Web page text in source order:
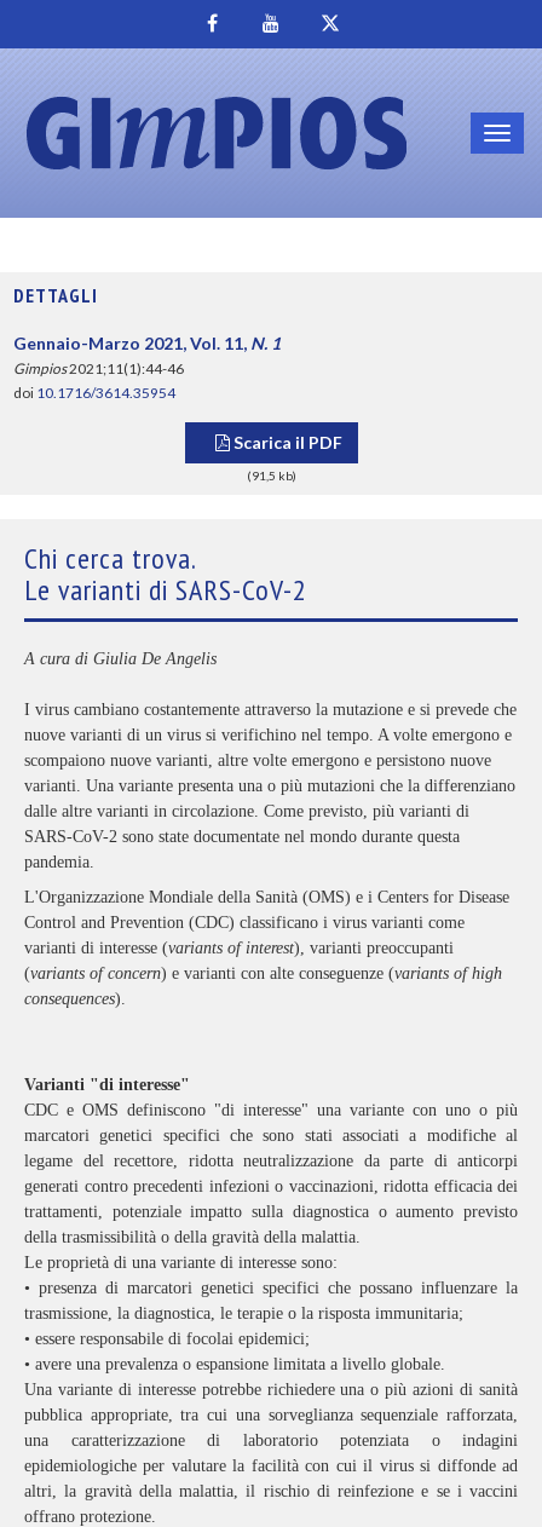
DETTAGLI
Gennaio-Marzo 2021, Vol. 11, N. 1
Gimpios2021;11(1):44-46
doi 10.1716/3614.35954
Scarica il PDF
(91,5 kb)
Chi cerca trova.
Le varianti di SARS-CoV-2
A cura di Giulia De Angelis
I virus cambiano costantemente attraverso la mutazione e si prevede che
nuove varianti di un virus si verifichino nel tempo. A volte emergono e
scompaiono nuove varianti, altre volte emergono e persistono nuove
varianti. Una variante presenta una o più mutazioni che la differenziano
dalle altre varianti in circolazione. Come previsto, più varianti di
SARS-CoV-2 sono state documentate nel mondo durante questa
pandemia.
L'Organizzazione Mondiale della Sanità (OMS) e i Centers for Disease
Control and Prevention (CDC) classificano i virus varianti come
varianti di interesse (variants of interest), varianti preoccupanti
(variants of concern) e varianti con alte conseguenze (variants of high
consequences).
Varianti "di interesse"
CDC e OMS definiscono "di interesse" una variante con uno o più
marcatori genetici specifici che sono stati associati a modifiche al
legame del recettore, ridotta neutralizzazione da parte di anticorpi
generati contro precedenti infezioni o vaccinazioni, ridotta efficacia dei
trattamenti, potenziale impatto sulla diagnostica o aumento previsto
della trasmissibilità o della gravità della malattia.
Le proprietà di una variante di interesse sono:
• presenza di marcatori genetici specifici che possano influenzare la
trasmissione, la diagnostica, le terapie o la risposta immunitaria;
• essere responsabile di focolai epidemici;
• avere una prevalenza o espansione limitata a livello globale.
Una variante di interesse potrebbe richiedere una o più azioni di sanità
pubblica appropriate, tra cui una sorveglianza sequenziale rafforzata,
una caratterizzazione di laboratorio potenziata o indagini
epidemiologiche per valutare la facilità con cui il virus si diffonde ad
altri, la gravità della malattia, il rischio di reinfezione e se i vaccini
offrano protezione.